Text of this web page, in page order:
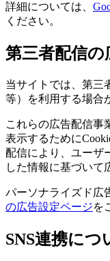
詳細については、
ください。
第三者配信の
当サイトでは、第三
等）を利用する場合
これらの広告配信事
表示するために
配信により、ユーザ
した情報に基づいて
パーソナライズド広
の広告設定ページを
SNS連携につ